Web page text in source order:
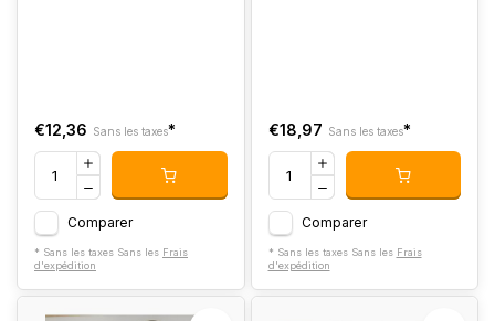
€12,36 Sans les taxes*
Comparer
* Sans les taxes Sans les Frais
d'expédition
€18,97 Sans les taxes*
Comparer
* Sans les taxes Sans les Frais
d'expédition